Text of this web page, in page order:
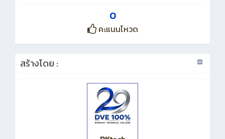
0
คะแนนโหวด
สร้างโดย :